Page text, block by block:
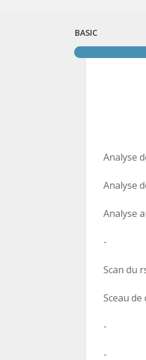
BASIC
BASIC
Analyse
Analyse
Analyse
-
Scan du
Sceau
-
-